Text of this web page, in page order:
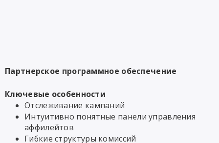
Партнерское программное обеспечение
Ключевые особенности
Отслеживание кампаний
Интуитивно понятные панели управления
аффилейтов
Гибкие структуры комиссий